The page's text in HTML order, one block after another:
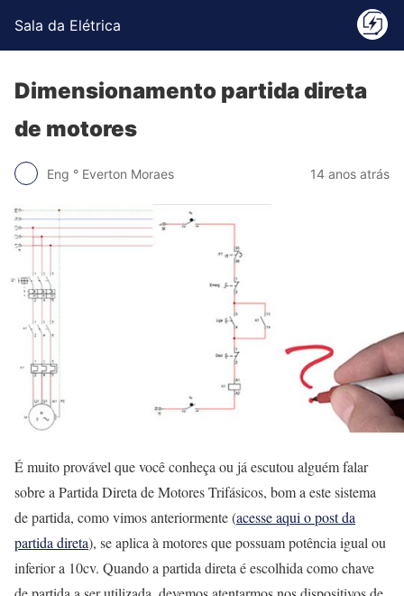
Sala da Elétrica
Dimensionamento partida direta
de motores
Eng ° Everton Moraes 14 anos atrás
É muito provável que você conheça ou já escutou alguém falar
sobre a Partida Direta de Motores Trifásicos, bom a este sistema
de partida, como vimos anteriormente (acesse aqui o post da
partida direta), se aplica à motores que possuam potência igual ou
inferior a 10cv. Quando a partida direta é escolhida como chave